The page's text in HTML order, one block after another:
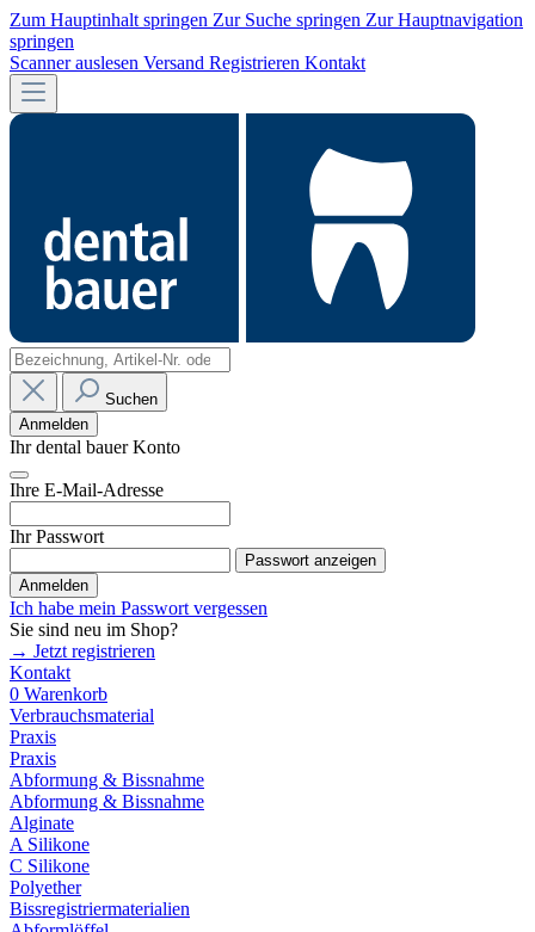
Zum Hauptinhalt springen Zur Suche springen Zur Hauptnavigation
springen
Scanner auslesen Versand Registrieren Kontakt
Suchen
Anmelden
Ihr dental bauer Konto
Ihre E-Mail-Adresse
Ihr Passwort
Passwort anzeigen
Anmelden
Ich habe mein Passwort vergessen
Sie sind neu im Shop?
→ Jetzt registrieren
Kontakt
0 Warenkorb
Verbrauchsmaterial
Praxis
Praxis
Abformung & Bissnahme
Abformung & Bissnahme
Alginate
A Silikone
C Silikone
Polyether
Bissregistriermaterialien